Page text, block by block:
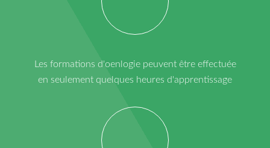
Les formations d'oenlogie peuvent être effectuée
en seulement quelques heures d'apprentissage